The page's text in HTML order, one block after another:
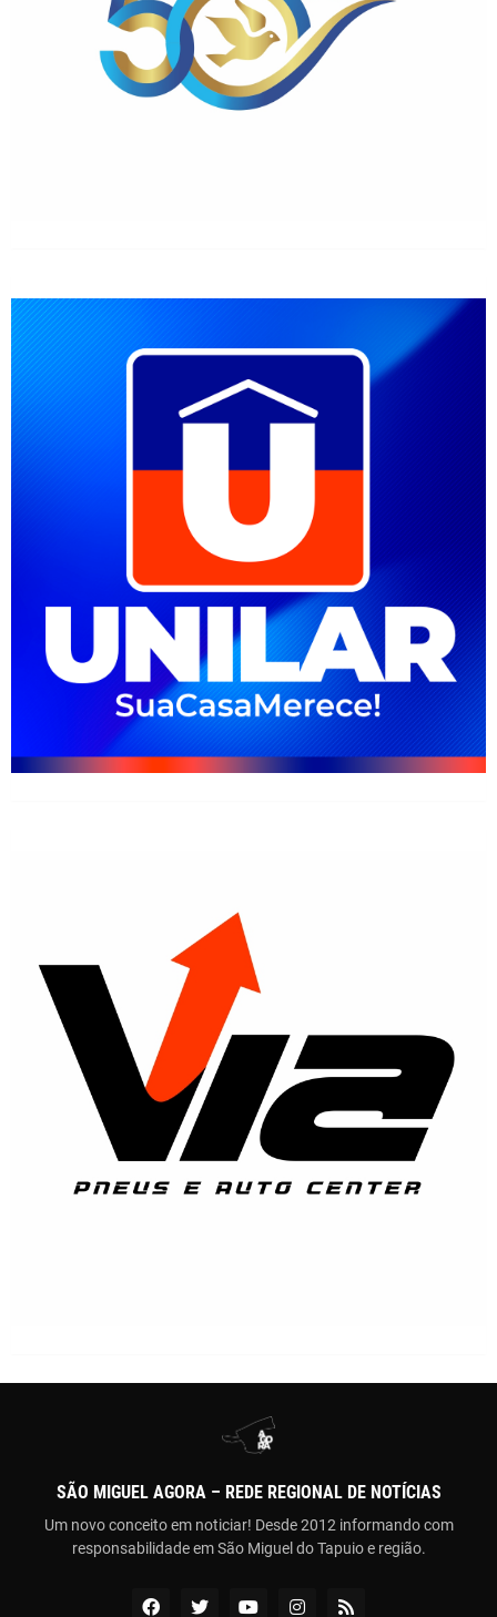
SÃO MIGUEL AGORA – REDE REGIONAL DE NOTÍCIAS
Um novo conceito em noticiar! Desde 2012 informando com
responsabilidade em São Miguel do Tapuio e região.